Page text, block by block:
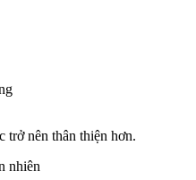
nên thân thiện hơn.
nhiên